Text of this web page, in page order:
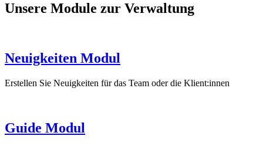
Unsere Module zur Verwaltung
Neuigkeiten Modul
Erstellen Sie Neuigkeiten für das Team oder die Klient:innen
Guide Modul